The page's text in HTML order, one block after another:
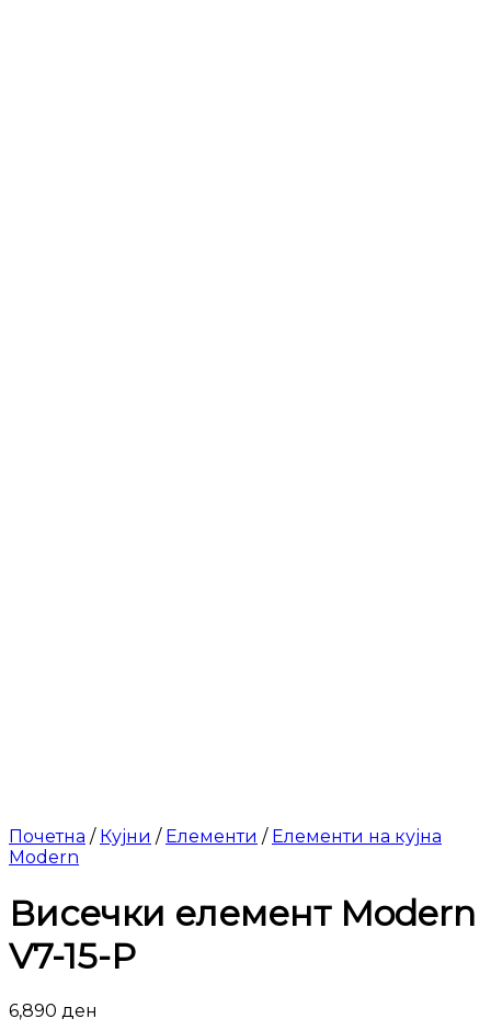
Почетна / Кујни / Елементи / Елементи на кујна
Modern
Висечки елемент Modern
V7-15-P
6,890 ден